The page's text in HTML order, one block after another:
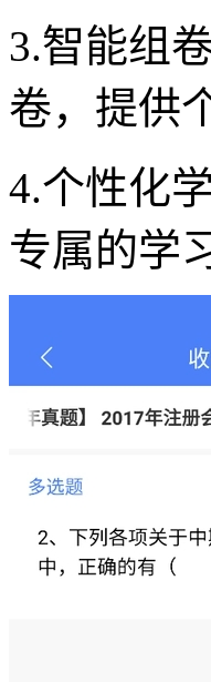
3.智能组
卷，提供
4.个性化
专属的学